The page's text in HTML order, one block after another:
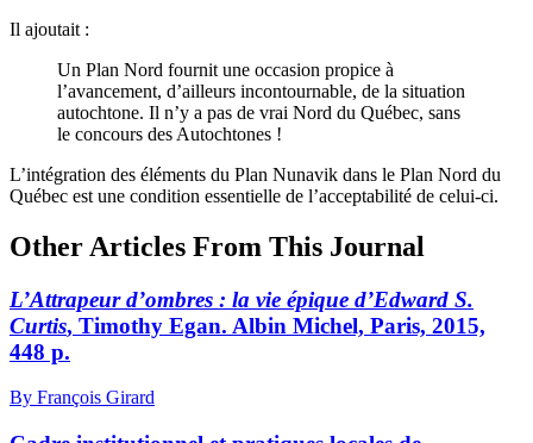
Il ajoutait :
Un Plan Nord fournit une occasion propice à
l’avancement, d’ailleurs incontournable, de la situation
autochtone. Il n’y a pas de vrai Nord du Québec, sans
le concours des Autochtones !
L’intégration des éléments du Plan Nunavik dans le Plan Nord du
Québec est une condition essentielle de l’acceptabilité de celui-ci.
Other Articles From This Journal
L’Attrapeur d’ombres : la vie épique d’Edward S.
Curtis, Timothy Egan. Albin Michel, Paris, 2015,
448 p.
By François Girard